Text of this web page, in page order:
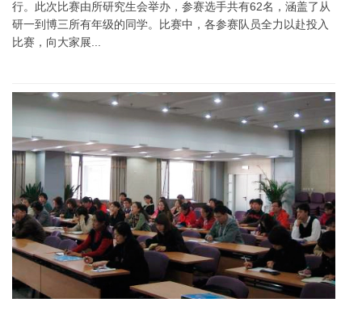
行。此次比赛由所研究生会举办，参赛选手共有62名，涵盖了从
研一到博三所有年级的同学。比赛中，各参赛队员全力以赴投入
比赛，向大家展...